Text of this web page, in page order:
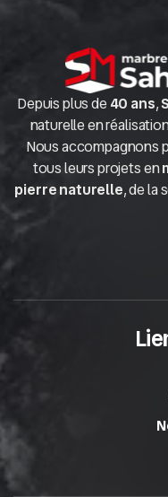
Depuis plus de 40 ans,
naturelle en
Nous accompagnons
tous leurs projets en
pierre naturelle, de la